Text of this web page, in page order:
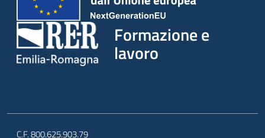
Formazione e
lavoro
C.F. 800.625.903.79